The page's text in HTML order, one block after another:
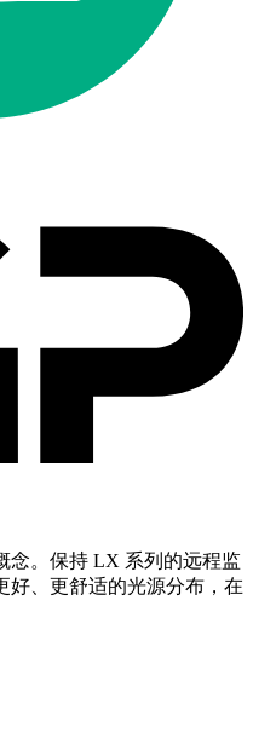
念。保持 LX 系列的远程监
好、更舒适的光源分布，在